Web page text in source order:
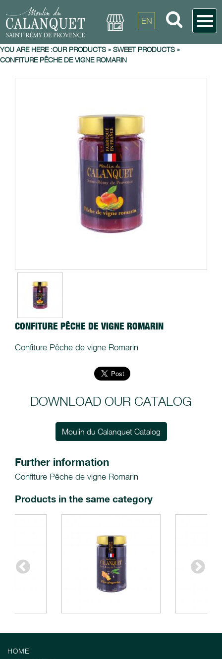
EN
YOU ARE HERE :OUR PRODUCTS » SWEET PRODUCTS »
CONFITURE PÊCHE DE VIGNE ROMARIN
CONFITURE PÊCHE DE VIGNE ROMARIN
Confiture Pêche de vigne Romarin
DOWNLOAD OUR CATALOG
Moulin du Calanquet Catalog
Further information
Confiture Pêche de vigne Romarin
Products in the same category
HOME